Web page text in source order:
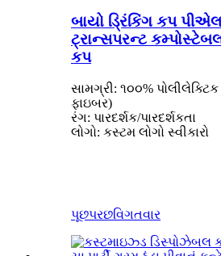
બાયો ડ્રિંકિંગ કપ
ટ્રાન્સપરન્ટ
કપ
સામગ્રી: ૧૦૦%
ફાઇબર)
રંગ: પારદર્શક/પારદર્શકતા
લોગો: કસ્ટમ લોગો સ્વીકારો
પૂછપરછવિગતવાર